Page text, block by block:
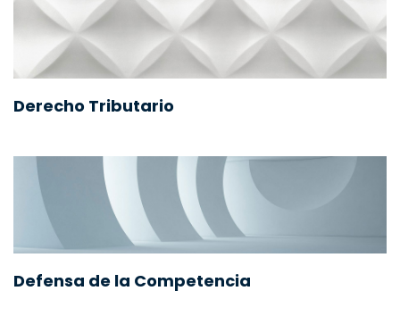
Derecho Tributario
Defensa de la Competencia